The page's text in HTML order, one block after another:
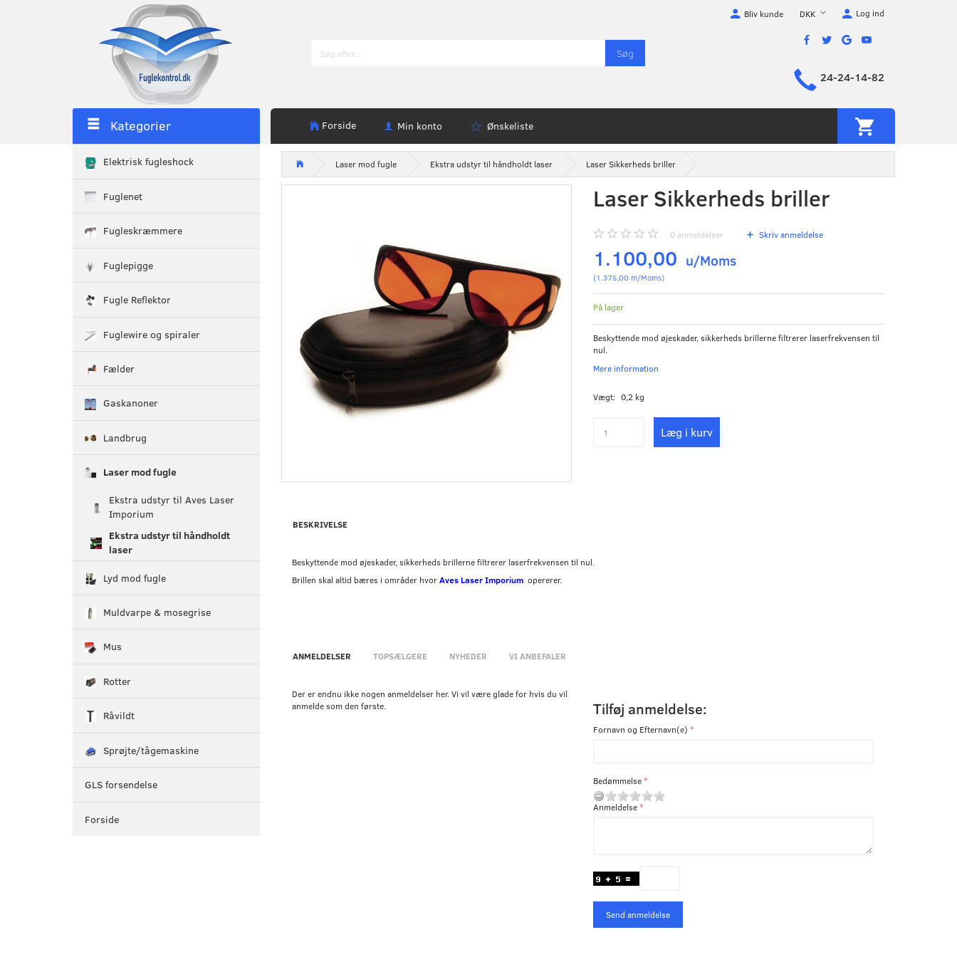
Søg
Log ind
DKK
Bliv kunde
24-24-14-82
Forside Min konto Ønskeliste
Kategorier
Elektrisk fugleshock
Fuglenet
Fugleskræmmere
Fuglepigge
Fugle Reflektor
Fuglewire og spiraler
Fælder
Gaskanoner
Landbrug
Laser mod fugle
Ekstra udstyr til Aves Laser
Imporium
Ekstra udstyr til håndholdt
laser
Lyd mod fugle
Muldvarpe & mosegrise
Mus
Rotter
Råvildt
Sprøjte/tågemaskine
GLS forsendelse
Forside
Laser mod fugle Ekstra udstyr til håndholdt laser Laser Sikkerheds briller
Laser Sikkerheds briller
0 anmeldelser Skriv anmeldelse
1.100,00 u/Moms
(1.375,00 m/Moms)
På lager
Beskyttende mod øjeskader, sikkerheds brillerne filtrerer laserfrekvensen til
nul.
Mere information
Vægt: 0,2 kg
Læg i kurv
BESKRIVELSE
Beskyttende mod øjeskader, sikkerheds brillerne filtrerer laserfrekvensen til nul.
Brillen skal altid bæres i områder hvorAves Laser Imporium opererer.
ANMELDELSER TOPSÆLGERE NYHEDER VI ANBEFALER
Der er endnu ikke nogen anmeldelser her. Vi vil være glade for hvis du vil
anmelde som den første.
Tilføj anmeldelse:
Fornavn og Efternavn(e)
Bedømmelse
Anmeldelse
Send anmeldelse